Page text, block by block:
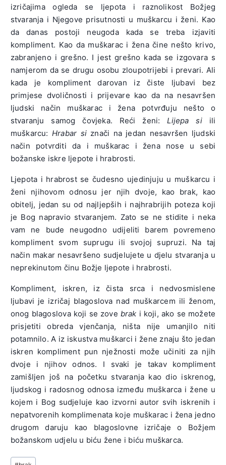
izričajima ogleda se ljepota i raznolikost Božjeg
stvaranja i Njegove prisutnosti u muškarcu i ženi. Kao
da danas postoji neugoda kada se treba izjaviti
kompliment. Kao da muškarac i žena čine nešto krivo,
zabranjeno i grešno. I jest grešno kada se izgovara s
namjerom da se drugu osobu zloupotrijebi i prevari. Ali
kada je kompliment darovan iz čiste ljubavi bez
primjese dvoličnosti i prijevare kao da na nesavršen
ljudski način muškarac i žena potvrđuju nešto o
stvaranju samog čovjeka. Reći ženi:Lijepa siili
muškarcu: Hrabar siznači na jedan nesavršen ljudski
način potvrditi da i muškarac i žena nose u sebi
božanske iskre ljepote i hrabrosti.
Ljepota i hrabrost se čudesno ujedinjuju u muškarcu i
ženi njihovom odnosu jer njih dvoje, kao brak, kao
obitelj, jedan su od najljepših i najhrabrijih poteza koji
je Bog napravio stvaranjem. Zato se ne stidite i neka
vam ne bude neugodno udijeliti barem povremeno
kompliment svom suprugu ili svojoj supruzi. Na taj
način makar nesavršeno sudjelujete u djelu stvaranja u
neprekinutom činu Božje ljepote i hrabrosti.
Kompliment, iskren, iz čista srca i nedvosmislene
ljubavi je izričaj blagoslova nad muškarcem ili ženom,
onog blagoslova koji se zove brak i koji, ako se možete
prisjetiti obreda vjenčanja, ništa nije umanjilo niti
potamnilo. A iz iskustva muškarci i žene znaju što jedan
iskren kompliment pun nježnosti može učiniti za njih
dvoje i njihov odnos. I svaki je takav kompliment
zamišljen još na početku stvaranja kao dio iskrenog,
ljudskog i radosnog odnosa između muškarca i žene u
kojem i Bog sudjeluje kao izvorni autor svih iskrenih i
nepatvorenih komplimenata koje muškarac i žena jedno
drugom daruju kao blagoslovne izričaje o Božjem
božanskom udjelu u biću žene i biću muškarca.
Post